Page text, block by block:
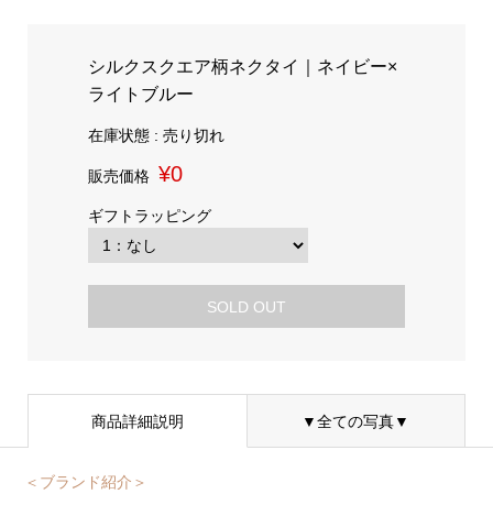
シルクスクエア柄ネクタイ｜ネイビー×
ライトブルー
在庫状態 : 売り切れ
販売価格 ¥0
ギフトラッピング
SOLD OUT
商品詳細説明 ▼全ての写真▼
＜ブランド紹介＞